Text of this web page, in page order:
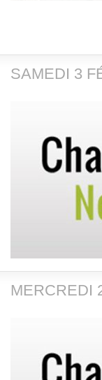
SAMEDI 3
MERCREDI